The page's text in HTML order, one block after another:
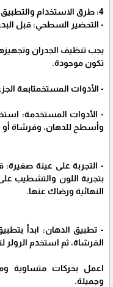
4: طرق الاستخدام والتطبيق
- التحضير السطحي: قبل
يجب تنظيف الجدران
تكون موجودة.
- الأدوات المستخمتابعة
- الأدوات المستخدمة:
وأسطح للدهان، وفرشاة أو
- التجربة على عينة صغيرة:
بتجربة اللون والتشطيب
النهائية ورضاك عنها.
- تطبيق الدهان: ابدأ
الفرشاة، ثم استخدم الرولر
اعمل بحركات متساوية
وجميلة.